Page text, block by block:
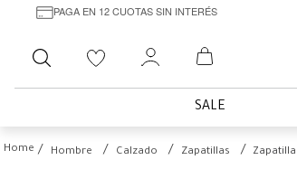
PAGA EN 12 CUOTAS SIN INTERÉS
Buscar
SALE
Hombre Calzado Zapatillas